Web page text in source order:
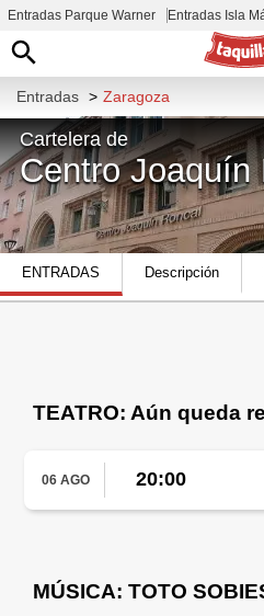
Entradas Parque Warner Entradas Isla
Entradas > Zaragoza
Cartelera de
Centro Joaquín
C. de San Braulio, 5, Casco
50003 Zaragoza, España
ENTRADAS Descripción
TEATRO: Aún queda
06 AGO 20:00
MÚSICA: TOTO